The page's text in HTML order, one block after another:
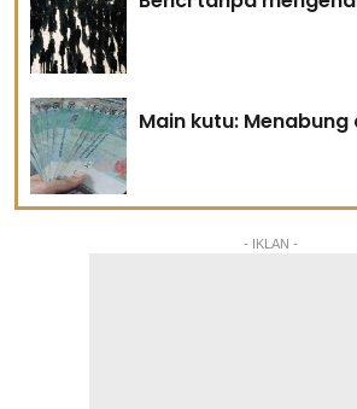
Main kutu:
- IKLAN -